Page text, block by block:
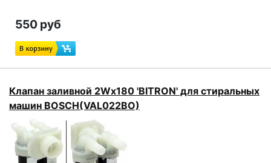
550 руб
Клапан заливной 2Wx180 'BITRON' для стиральных
машин BOSCH(VAL022BO)